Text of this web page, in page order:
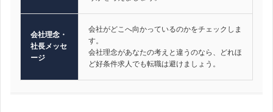
会社理念・
社長メッセ
ージ
会社がどこへ向かっているのかをチェックしま
す。
会社理念があなたの考えと違うのなら、どれほ
ど好条件求人でも転職は避けましょう。